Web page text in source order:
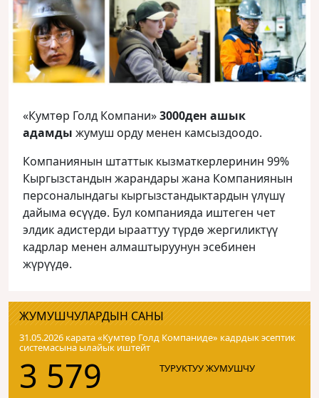
«Кумтөр Голд Компани»3000ден ашык
адамды жумуш орду менен камсыздоодо.
Компаниянын штаттык кызматкерлеринин 99%
Кыргызстандын жарандары жана Компаниянын
персоналындагы кыргызстандыктардын үлүшү
дайыма өсүүдө. Бул компанияда иштеген чет
элдик адистерди ырааттуу түрдө жергиликтүү
кадрлар менен алмаштыруунун эсебинен
жүрүүдө.
ЖУМУШЧУЛАРДЫН САНЫ
31.05.2026 карата «Кумтɵр Голд Компаниде» кадрдык эсептик
системасына ылайык иштейт
3 579 ТУРУКТУУ ЖУМУШЧУ